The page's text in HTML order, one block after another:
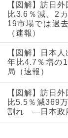
【図解】訪日
比3.6％減、2
19市場では過
（速報）
【図解】日本
年比4.7％増
局（速報）
【図解】訪日
比5.5％減369
割れ ―日本政